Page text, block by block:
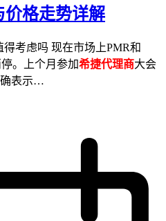
价格走势详解
得考虑吗 现在市场上PMR和
。上个月参加希捷代理商大会
确表示…